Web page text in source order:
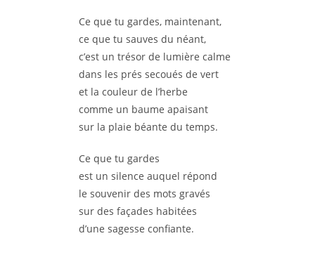
Ce que tu gardes, maintenant,
ce que tu sauves du néant,
c’est un trésor de lumière calme
dans les prés secoués de vert
et la couleur de l’herbe
comme un baume apaisant
sur la plaie béante du temps.
Ce que tu gardes
est un silence auquel répond
le souvenir des mots gravés
sur des façades habitées
d’une sagesse confiante.